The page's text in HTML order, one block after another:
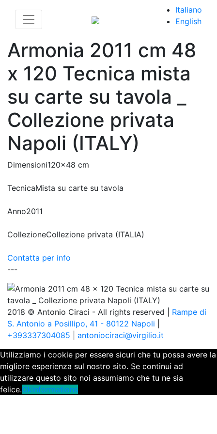
Italiano
English
Armonia 2011 cm 48
x 120 Tecnica mista
su carte su tavola _
Collezione privata
Napoli (ITALY)
Dimensioni120x48 cm
TecnicaMista su carte su tavola
Anno2011
CollezioneCollezione privata (ITALIA)
Contatta per info
---
2018 © Antonio Ciraci - All rights reserved | Rampe di
S. Antonio a Posillipo, 41 - 80122 Napoli
+393337304085
antoniociraci@virgilio.it
Utilizziamo i cookie per essere sicuri che tu possa avere la
migliore esperienza sul nostro sito. Se continui ad
utilizzare questo sito noi assumiamo che tu ne sia
felice.OkInformations